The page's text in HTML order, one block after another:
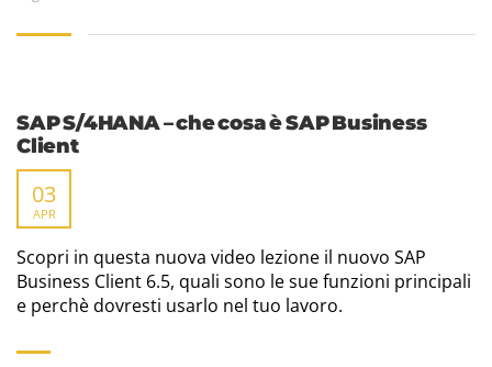
SAP S/4HANA – che cosa è SAP Business
Client
03
APR
Scopri in questa nuova video lezione il nuovo SAP
Business Client 6.5, quali sono le sue funzioni principali
e perchè dovresti usarlo nel tuo lavoro.